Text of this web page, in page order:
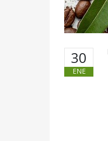
30
ENE